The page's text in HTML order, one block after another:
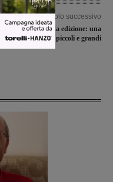
Articolo successivo
Progetto Oxy, sesta edizione: una
grande sinergia tra piccoli e grandi